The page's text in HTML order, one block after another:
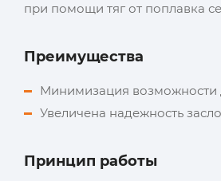
при помощи тяг от поплавка
Преимущества
Минимизация возможности
Увеличена надежность
Принцип работы